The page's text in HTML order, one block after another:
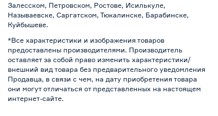
Залесском, Петровском, Ростове, Исилькуле,
Называевске, Саргатском, Тюкалинске, Барабинске,
Куйбышеве.
*Все характеристики и изображения товаров
предоставлены производителями. Производитель
оставляет за собой право изменить характеристики/
внешний вид товара без предварительного уведомления
Продавца, в связи с чем, на дату приобретения товара
они могут отличаться от представленных на настоящем
интернет-сайте.